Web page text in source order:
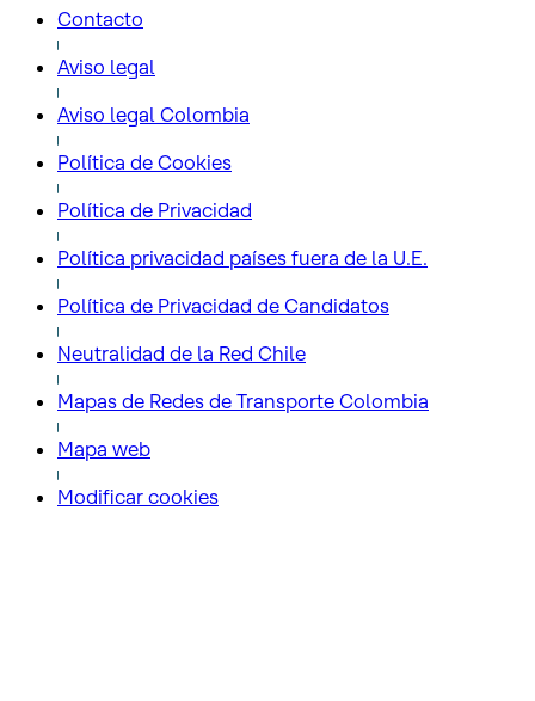
Contacto
Aviso legal
Aviso legal Colombia
Política de Cookies
Política de Privacidad
Política privacidad países fuera de la U.E.
Política de Privacidad de Candidatos
Neutralidad de la Red Chile
Mapas de Redes de Transporte Colombia
Mapa web
Modificar cookies